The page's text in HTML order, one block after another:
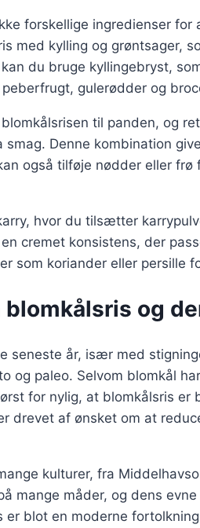
forskellige ingredienser for
med kylling og grøntsager,
du bruge kyllingebryst,
gulerødder og
til panden, og
Denne kombination
også tilføje nødder eller frø
hvor du tilsætter
cremet konsistens, der
som koriander eller persille
og
seneste år, især med
og paleo. Selvom blomkål
for nylig, at blomkålsris er
drevet af ønsket om at
kulturer, fra
mange måder, og dens
blot en moderne